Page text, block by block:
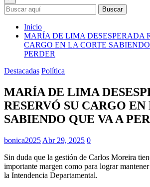
Buscar
Inicio
MARÍA DE LIMA DESESPERADA
CARGO EN LA CORTE
PERDER
Destacadas Política
MARÍA DE LIMA
RESERVÓ SU CARGO
SABIENDO QUE VA A
bonica2025 Abr 29, 2025 0
Sin duda que la gestión de Carlos Moreira
importante margen como para lograr
la Intendencia Departamental.